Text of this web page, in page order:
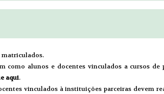
matriculados.
como alunos e docentes vinculados a cursos de
aqui.
vinculados à instituições parceiras devem